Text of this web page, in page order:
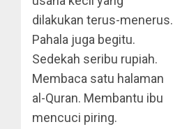
dilakukan terus-menerus.
Pahala juga begitu.
Sedekah seribu rupiah.
Membaca satu halaman
al-Quran. Membantu ibu
mencuci piring.